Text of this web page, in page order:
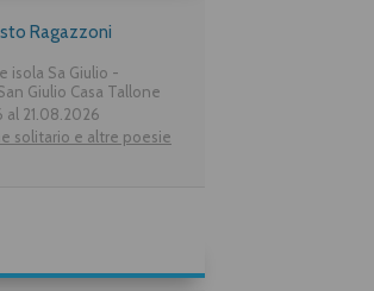
Ragazzoni
isola Sa Giulio -
Giulio Casa Tallone
21.08.2026
solitario e altre poesie